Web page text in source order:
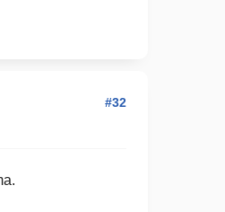
#32